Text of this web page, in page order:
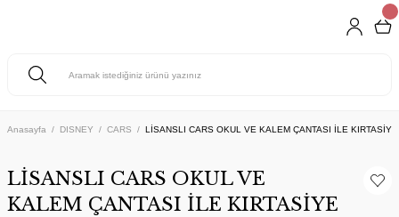
Anasayfa DISNEY CARS LİSANSLI CARS OKUL VE KALEM ÇANTASI İLE
LİSANSLI CARS OKUL VE
KALEM ÇANTASI İLE KIRTASİYE